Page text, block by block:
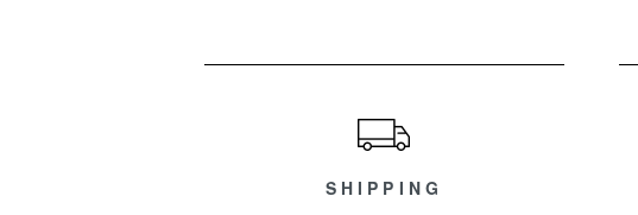
SHIPPING